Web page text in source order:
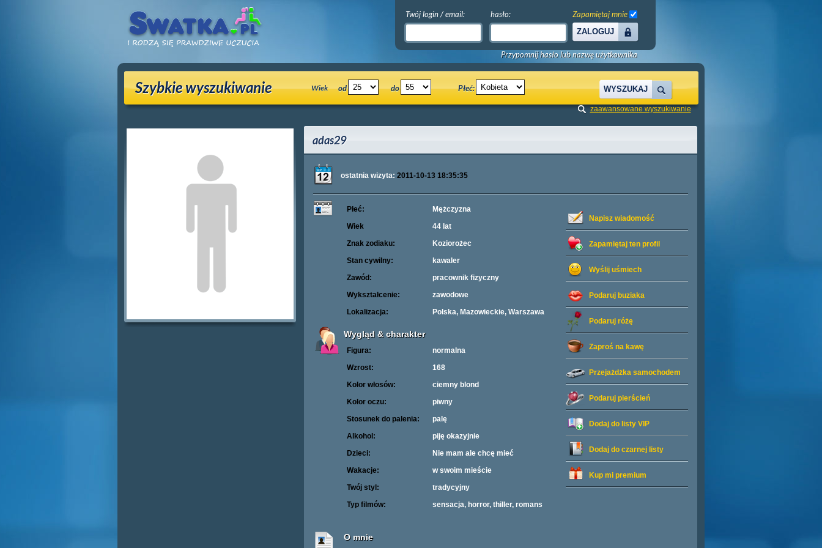
Twój login / email: hasło:
ZALOGUJ
Zapamiętaj mnie
Przypomnij hasło lub nazwę użytkownika
Szybkie wyszukiwanie Wiek od do Płeć: WYSZUKAJ
zaawansowane wyszukiwanie
adas29
ostatnia wizyta: 2011-10-13 18:35:35
Napisz wiadomość
Zapamiętaj ten profil
Wyślij uśmiech
Podaruj buziaka
Podaruj różę
Zaproś na kawę
Przejażdżka samochodem
Podaruj pierścień
Dodaj do listy VIP
Dodaj do czarnej listy
Kup mi premium
Płeć:
Mężczyzna
Wiek
44 lat
Znak zodiaku:
Koziorożec
Stan cywilny:
kawaler
Zawód:
pracownik fizyczny
Wykształcenie:
zawodowe
Lokalizacja:
Polska, Mazowieckie, Warszawa
Wygląd & charakter
Figura:
normalna
Wzrost:
168
Kolor włosów:
ciemny blond
Kolor oczu:
piwny
Stosunek do palenia:
palę
Alkohol:
piję okazyjnie
Dzieci:
Nie mam ale chcę mieć
Wakacje:
w swoim mieście
Twój styl:
tradycyjny
Typ filmów:
sensacja, horror, thiller, romans
O mnie